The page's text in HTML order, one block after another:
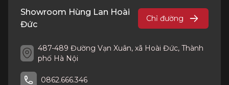
Showroom Hùng Lan Hoài
Đức
Chỉ đường
487-489 Đường Vạn Xuân, xã Hoài Đức, Thành
phố Hà Nội
0862.666.346